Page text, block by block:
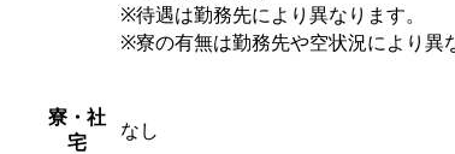
※待遇は勤務先により異なります。
※寮の有無は勤務先や空状況により異
寮・社
宅
なし